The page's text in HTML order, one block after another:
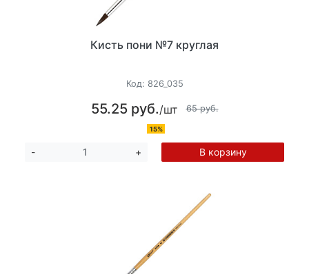
Кисть пони №7 круглая
Код: 826_035
55.25 руб./шт 65 руб.
15%
- + В корзину